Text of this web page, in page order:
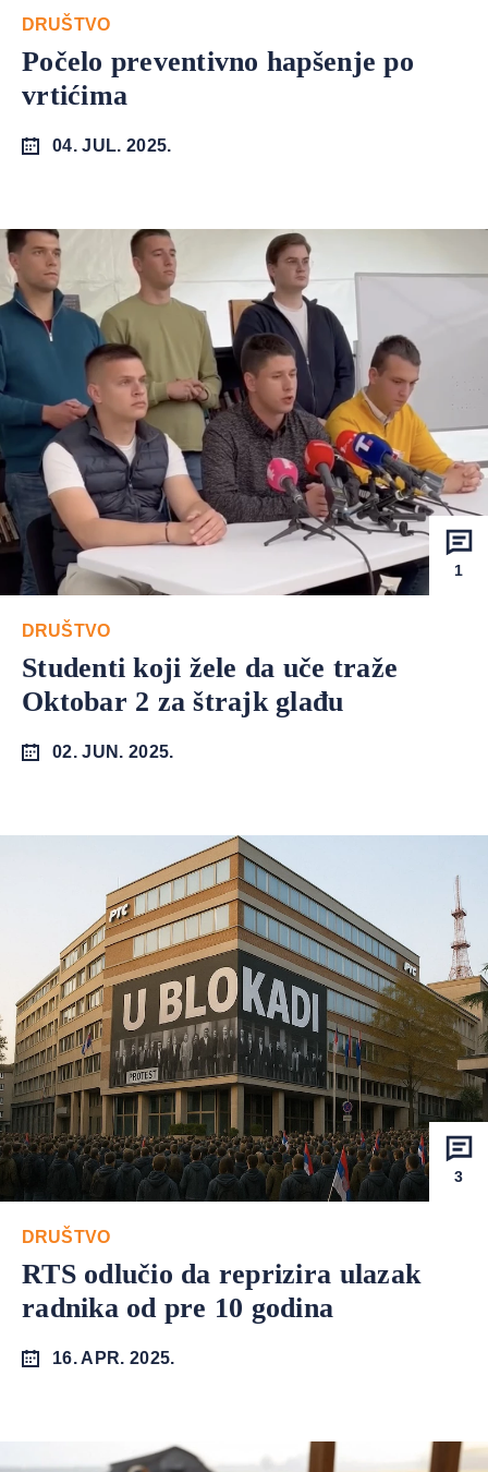
DRUŠTVO
Počelo preventivno hapšenje po
vrtićima
04. JUL. 2025.
1
DRUŠTVO
Studenti koji žele da uče traže
Oktobar 2 za štrajk glađu
02. JUN. 2025.
3
DRUŠTVO
RTS odlučio da reprizira ulazak
radnika od pre 10 godina
16. APR. 2025.